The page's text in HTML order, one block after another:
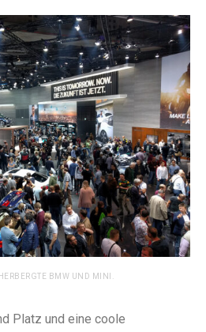
BMW UND MINI.
Platz und eine coole